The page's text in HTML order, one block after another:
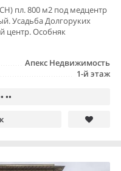
пл. 800 м2 под медцентр
Усадьба Долгоруких
центр. Особняк
Апекс Недвижимость
1-й этаж
••